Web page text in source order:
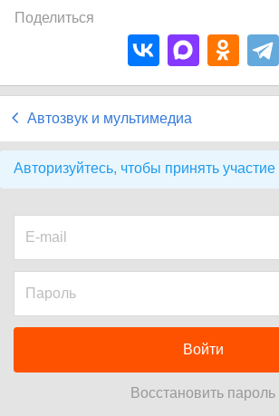
Поделиться
Автозвук и мультимедиа
Авторизуйтесь, чтобы принять участие
Войти
Восстановить пароль